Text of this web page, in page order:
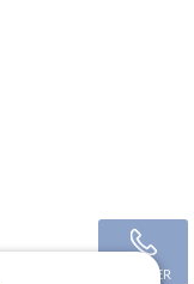
APPELER